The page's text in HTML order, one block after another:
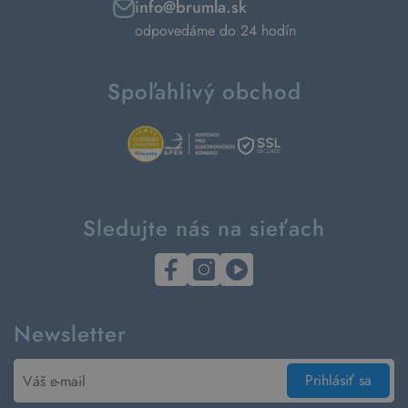
info@brumla.sk
odpovedáme do 24 hodín
Spoľahlivý obchod
Sledujte nás na sieťach
Newsletter
Prihlásiť sa